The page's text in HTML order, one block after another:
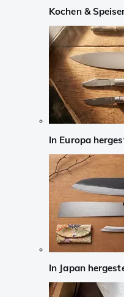
Kochen &
In Europa
In Japan